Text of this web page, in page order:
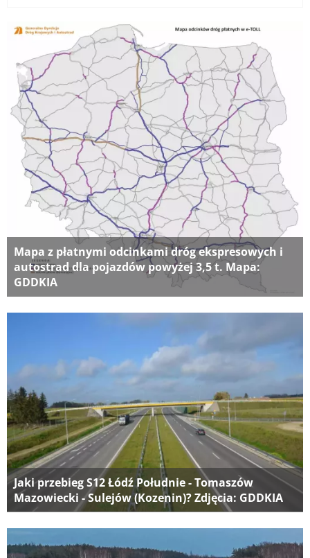
Mapa z płatnymi odcinkami dróg ekspresowych i
autostrad dla pojazdów powyżej 3,5 t. Mapa:
GDDKIA
Jaki przebieg S12 Łódź Południe - Tomaszów
Mazowiecki - Sulejów (Kozenin)? Zdjęcia: GDDKIA